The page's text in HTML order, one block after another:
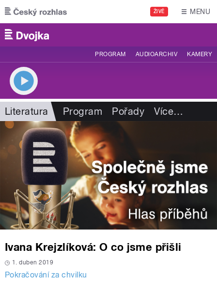
Přejít k hlavnímu obsahu
ŽIVĚ MENU
PROGRAM AUDIOARCHIV KAMERY
Literatura Program Pořady Více…
Ivana Krejzlíková: O co jsme přišli
1. duben 2019
Pokračování za chvilku